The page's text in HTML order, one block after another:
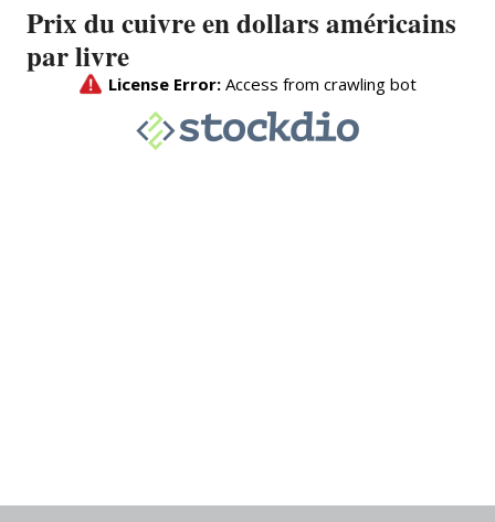
Prix du cuivre en dollars américains
par livre